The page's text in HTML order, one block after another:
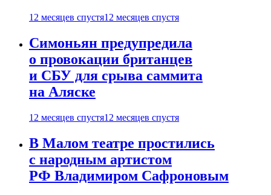
12 месяцев спустя12 месяцев спустя
Симоньян предупредила
о провокации британцев
и СБУ для срыва саммита
на Аляске
12 месяцев спустя12 месяцев спустя
В Малом театре простились
с народным артистом
РФ Владимиром Сафроновым